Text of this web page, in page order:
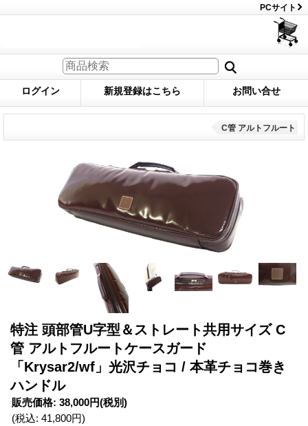
PCサイト
ログイン 新規登録はこちら お問い合せ
C管 アルトフルート
特注 頭部管U字型＆ストレート共用サイズ C
管 アルトフルートケースガード
「Krysar2/wf」光沢チョコ / 本革チョコ巻き
ハンドル
販売価格: 38,000円(税別)
(税込: 41,800円)